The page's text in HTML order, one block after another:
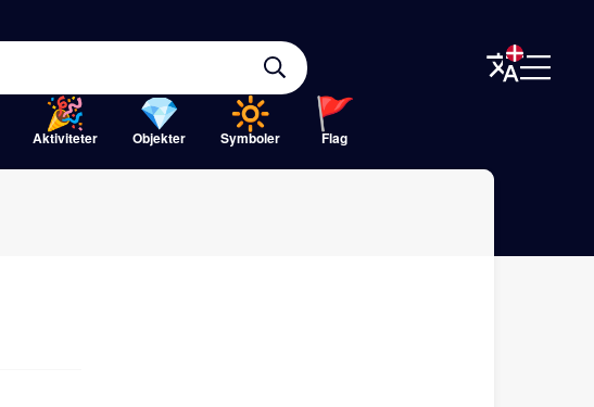
Aktiviteter Objekter Symboler Flag